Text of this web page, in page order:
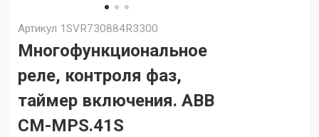
Артикул 1SVR730884R3300
Многофункциональное
реле, контроля фаз,
таймер включения. ABB
CM-MPS.41S